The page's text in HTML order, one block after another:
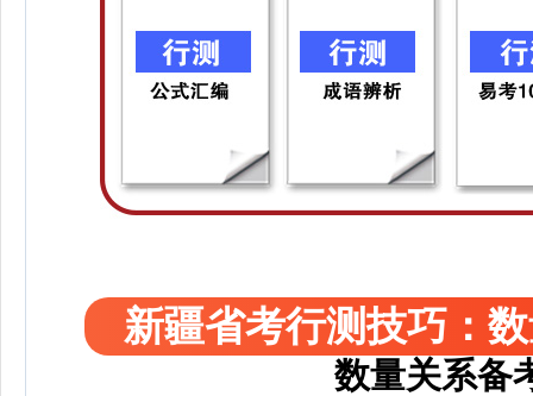
新疆省考行测技巧：
数量关系备